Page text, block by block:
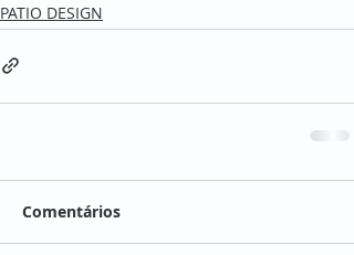
PATIO DESIGN
Comentários